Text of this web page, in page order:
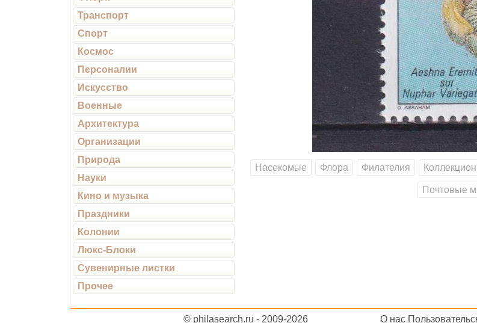
Транспорт
Спорт
Космос
Персоналии
Искусство
Военные
Архитектура
Организации
Природа
Науки
Кино и музыка
Праздники
Колонии
Люкс-Блоки
Сувенирные листки
Прочее
Насекомые Флора Филателия
Почтовые
© philasearch.ru - 2009-2026 О нас